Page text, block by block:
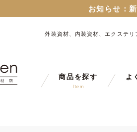
お知らせ：
お知らせ：
外装資材、内装資材、エクステ
商品を探す
Item
よ